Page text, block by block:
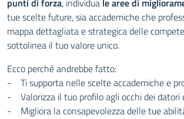
punti di forza, individua le aree di
tue scelte future, sia accademiche che
mappa dettagliata e strategica delle
sottolinea il tuo valore unico.
Ecco perché andrebbe fatto:
- Ti supporta nelle scelte accademiche e
- Valorizza il tuo profilo agli occhi dei datori
- Migliora la consapevolezza delle tue